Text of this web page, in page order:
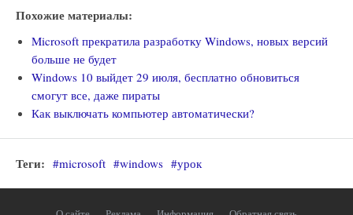
Похожие материалы:
Microsoft прекратила разработку Windows, новых версий
больше не будет
Windows 10 выйдет 29 июля, бесплатно обновиться
смогут все, даже пираты
Как выключать компьютер автоматически?
Теги: #microsoft #windows #урок